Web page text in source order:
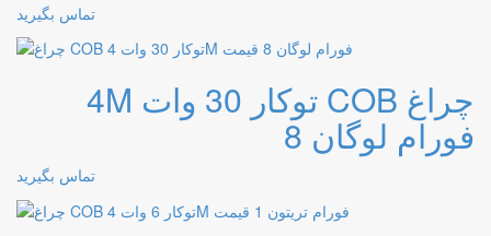
تماس بگیرید
چراغ COB توکار 30 وات 4M
فورام لوگان 8
تماس بگیرید